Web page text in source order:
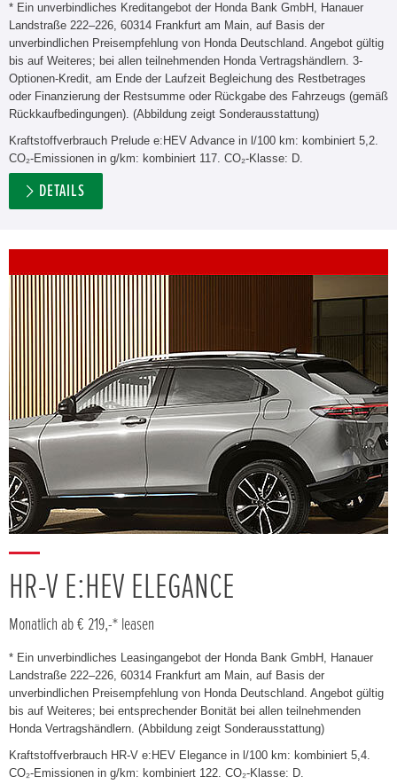
* Ein unverbindliches Kreditangebot der Honda Bank GmbH, Hanauer
Landstraße 222–226, 60314 Frankfurt am Main, auf Basis der
unverbindlichen Preisempfehlung von Honda Deutschland. Angebot gültig
bis auf Weiteres; bei allen teilnehmenden Honda Vertragshändlern. 3-
Optionen-Kredit, am Ende der Laufzeit Begleichung des Restbetrages
oder Finanzierung der Restsumme oder Rückgabe des Fahrzeugs (gemäß
Rückkaufbedingungen). (Abbildung zeigt Sonderausstattung)
Kraftstoffverbrauch Prelude e:HEV Advance in l/100 km: kombiniert 5,2.
CO₂-Emissionen in g/km: kombiniert 117. CO₂-Klasse: D.
DETAILS
HR-V E:HEV ELEGANCE
Monatlich ab € 219,-* leasen
* Ein unverbindliches Leasingangebot der Honda Bank GmbH, Hanauer
Landstraße 222–226, 60314 Frankfurt am Main, auf Basis der
unverbindlichen Preisempfehlung von Honda Deutschland. Angebot gültig
bis auf Weiteres; bei entsprechender Bonität bei allen teilnehmenden
Honda Vertragshändlern. (Abbildung zeigt Sonderausstattung)
Kraftstoffverbrauch HR-V e:HEV Elegance in l/100 km: kombiniert 5,4.
CO₂-Emissionen in g/km: kombiniert 122. CO₂-Klasse: D.